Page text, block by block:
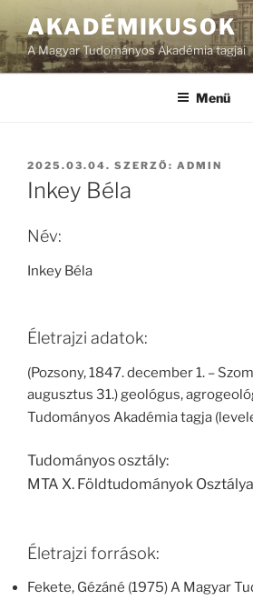
AKADÉMIKUSOK
A Magyar Tudományos Akadémia tagjai
Menü
BEKÜLDVE:
2025.03.04. SZERZŐ: ADMIN
Inkey Béla
Név:
Inkey Béla
Életrajzi adatok:
(Pozsony, 1847. december 1. –
augusztus 31.) geológus,
Tudományos Akadémia tagja
Tudományos osztály:
MTA X. Földtudományok Osztálya
Életrajzi források:
Fekete, Gézáné (1975) A Magyar